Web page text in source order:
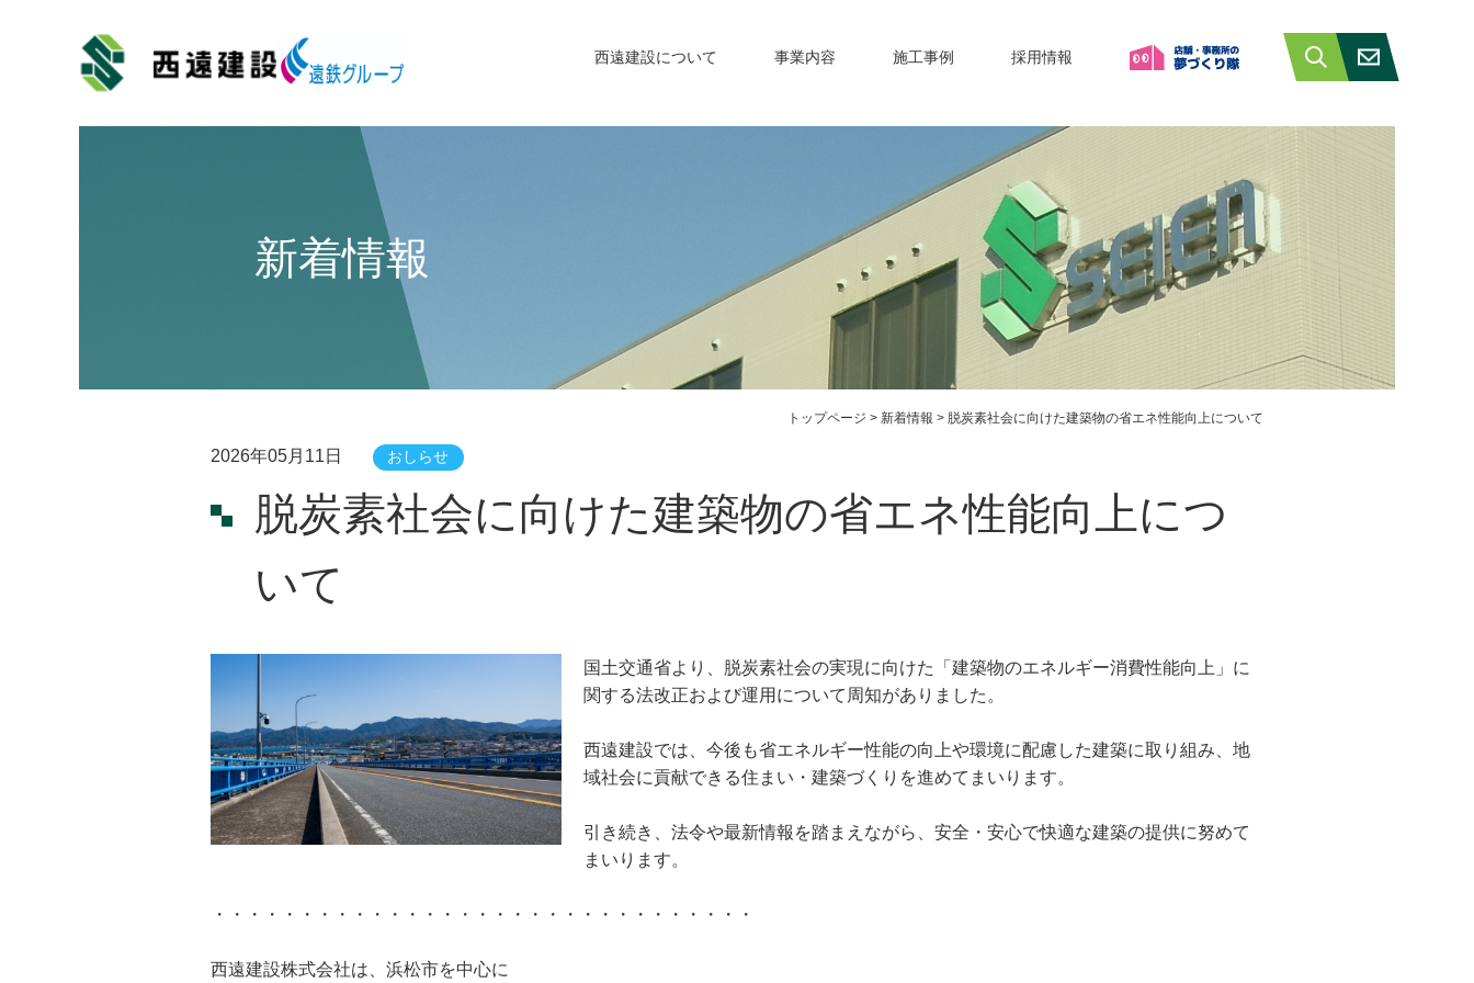
西遠建設について 事業内容 施工事例 採用情報
新着情報
トップページ > 新着情報 > 脱炭素社会に向けた建築物の省エネ性能向上について
2026年05月11日 おしらせ
脱炭素社会に向けた建築物の省エネ性能向上につ
いて
国土交通省より、脱炭素社会の実現に向けた「建築物のエネルギー消費性能向上」に
関する法改正および運用について周知がありました。
西遠建設では、今後も省エネルギー性能の向上や環境に配慮した建築に取り組み、地
域社会に貢献できる住まい・建築づくりを進めてまいります。
引き続き、法令や最新情報を踏まえながら、安全・安心で快適な建築の提供に努めて
まいります。
・・・・・・・・・・・・・・・・・・・・・・・・・・・・・・・
西遠建設株式会社は、浜松市を中心に